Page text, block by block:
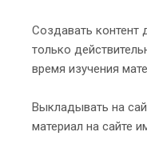
Создавать контент
только
время изучения
Выкладывать на
материал на сайте